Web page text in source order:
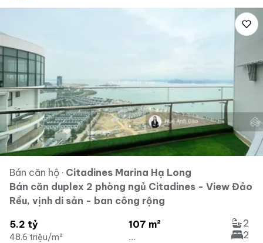
Bán căn hộ · Citadines Marina Hạ Long
Bán căn duplex 2 phòng ngủ Citadines - View Đảo
Rều, vịnh di sản - ban công rộng
5.2 tỷ
48.6 triệu/m²
107 m²
...
2
2